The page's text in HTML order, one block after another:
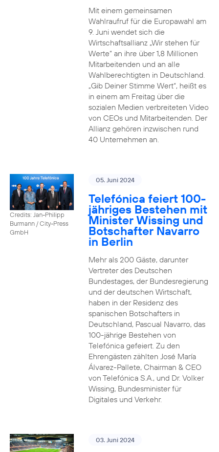
Mit einem gemeinsamen
Wahlraufruf für die Europawahl am
9. Juni wendet sich die
Wirtschaftsallianz „Wir stehen für
Werte“ an ihre über 1,8 Millionen
Mitarbeitenden und an alle
Wahlberechtigten in Deutschland.
„Gib Deiner Stimme Wert“, heißt es
in einem am Freitag über die
sozialen Medien verbreiteten Video
von CEOs und Mitarbeitenden. Der
Allianz gehören inzwischen rund
40 Unternehmen an.
Credits: Jan-Philipp
Burmann / City-Press
GmbH
05. Juni 2024
Telefónica feiert 100-
jähriges Bestehen mit
Minister Wissing und
Botschafter Navarro
in Berlin
Mehr als 200 Gäste, darunter
Vertreter des Deutschen
Bundestages, der Bundesregierung
und der deutschen Wirtschaft,
haben in der Residenz des
spanischen Botschafters in
Deutschland, Pascual Navarro, das
100-jährige Bestehen von
Telefónica gefeiert. Zu den
Ehrengästen zählten José María
Álvarez-Pallete, Chairman & CEO
von Telefónica S.A., und Dr. Volker
Wissing, Bundesminister für
Digitales und Verkehr.
03. Juni 2024